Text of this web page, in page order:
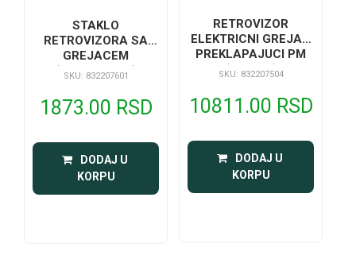
STAKLO
RETROVIZORA SA
GREJACEM
(KONVEKSAN)
SKU: 832207601
1873.00 RSD
DODAJ U
KORPU
RETROVIZOR
ELEKTRICNI GREJAC
PREKLAPAJUCI PM
(SA SVE)
SKU: 832207504
10811.00 RSD
DODAJ U
KORPU